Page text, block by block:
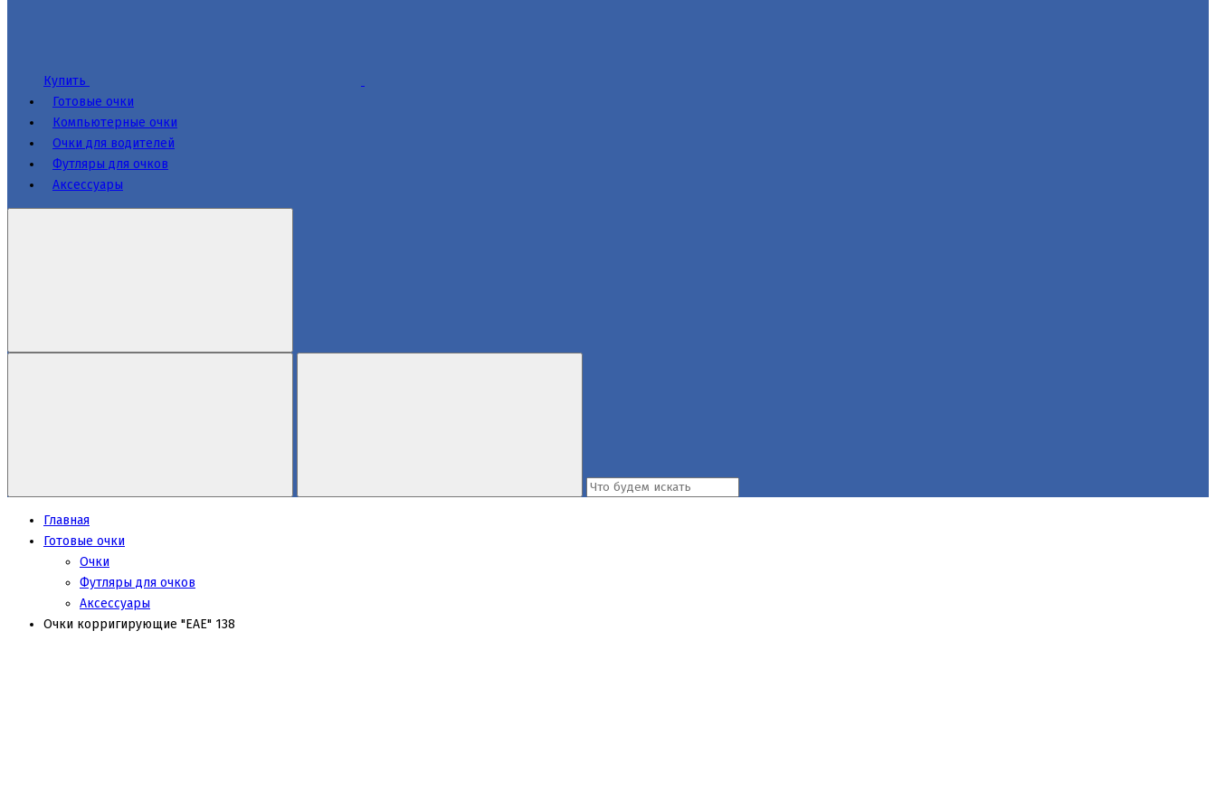
Купить
Готовые очки
Компьютерные очки
Очки для водителей
Футляры для очков
Аксессуары
Главная
Готовые очки
Очки
Футляры для очков
Аксессуары
Очки корригирующие "EAE" 138